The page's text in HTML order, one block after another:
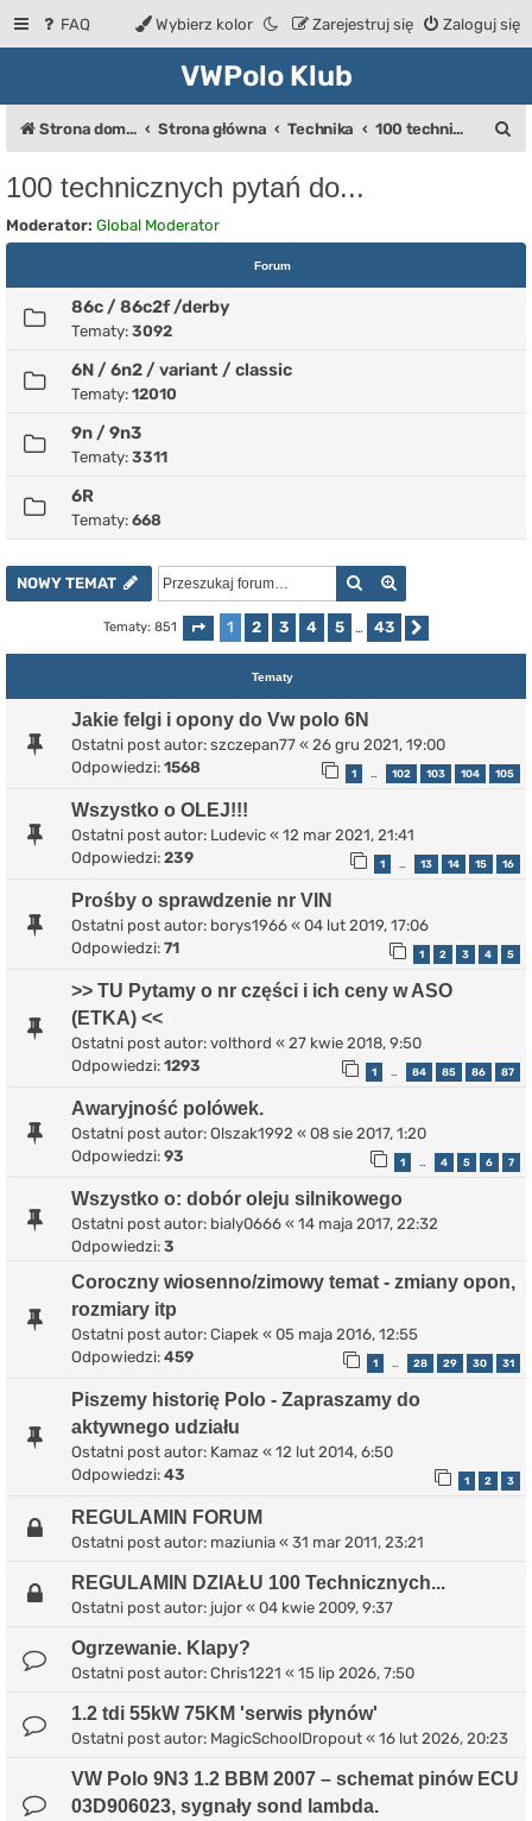
FAQ Zaloguj się
Zarejestruj się
Wybierz kolor
VWPolo Klub
Strona domowa Strona główna Technika 100 technicznych pytań do...
100 technicznych pytań do...
Moderator: Global Moderator
Forum
86c / 86c2f /derby
Tematy: 3092
6N / 6n2 / variant / classic
Tematy: 12010
9n / 9n3
Tematy: 3311
6R
Tematy: 668
NOWY TEMAT Szukaj
Tematy: 851 Strona z43
1 2 3 4 5 … 43
Tematy
Jakie felgi i opony do Vw polo 6N
Ostatni post autor: szczepan77 « 26 gru 2021, 19:00
Odpowiedzi: 1568 1 … 102 103 104 105
Wszystko o OLEJ!!!
Ostatni post autor: Ludevic « 12 mar 2021, 21:41
Odpowiedzi: 239 1 … 13 14 15 16
Prośby o sprawdzenie nr VIN
Ostatni post autor: borys1966 « 04 lut 2019, 17:06
Odpowiedzi: 71 1 2 3 4 5
>> TU Pytamy o nr części i ich ceny w ASO
(ETKA) <<
Ostatni post autor: volthord « 27 kwie 2018, 9:50
Odpowiedzi: 1293 1 … 84 85 86 87
Awaryjność polówek.
Ostatni post autor: Olszak1992 « 08 sie 2017, 1:20
Odpowiedzi: 93 1 … 4 5 6 7
Wszystko o: dobór oleju silnikowego
Ostatni post autor: bialy0666 « 14 maja 2017, 22:32
Odpowiedzi: 3
Coroczny wiosenno/zimowy temat - zmiany opon,
rozmiary itp
Ostatni post autor: Ciapek « 05 maja 2016, 12:55
Odpowiedzi: 459 1 … 28 29 30 31
Piszemy historię Polo - Zapraszamy do
aktywnego udziału
Ostatni post autor: Kamaz « 12 lut 2014, 6:50
Odpowiedzi: 43 1 2 3
REGULAMIN FORUM
Ostatni post autor: maziunia « 31 mar 2011, 23:21
REGULAMIN DZIAŁU 100 Technicznych...
Ostatni post autor: jujor « 04 kwie 2009, 9:37
Ogrzewanie. Klapy?
Ostatni post autor: Chris1221 « 15 lip 2026, 7:50
1.2 tdi 55kW 75KM 'serwis płynów'
Ostatni post autor: MagicSchoolDropout « 16 lut 2026, 20:23
VW Polo 9N3 1.2 BBM 2007 – schemat pinów ECU
03D906023, sygnały sond lambda.